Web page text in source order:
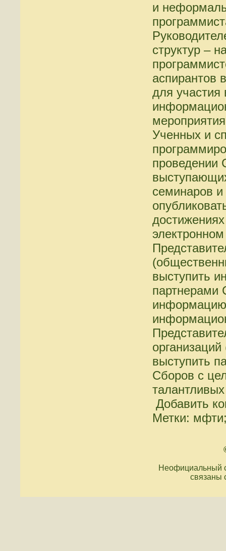
и
структур –
аспирантов
для участия
Ученных и
проведении
семинаров
выступить
партнерами
организаций
выступить
Сборов с
Добавить
Метки:
Неофициальный
связаны